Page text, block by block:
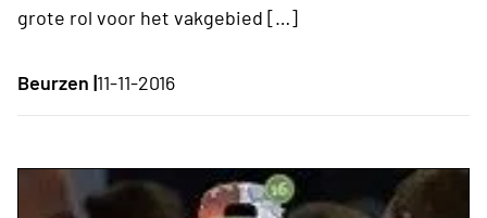
grote rol voor het vakgebied […]
Beurzen |11-11-2016